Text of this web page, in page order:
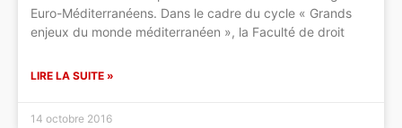
Euro-Méditerranéens. Dans le cadre du cycle « Grands
enjeux du monde méditerranéen », la Faculté de droit
LIRE LA SUITE »
14 octobre 2016